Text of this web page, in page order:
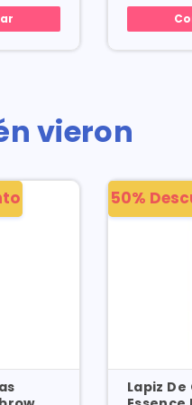
vieron
50%
Lapiz De